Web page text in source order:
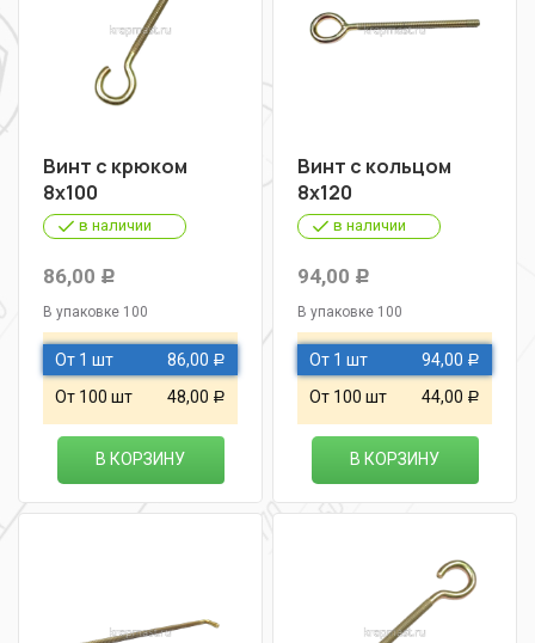
Винт с крюком
8х100
в наличии
86,00 Р
В упаковке 100
От 1 шт 86,00 Р
От 100 шт 48,00 Р
В КОРЗИНУ
Винт с кольцом
8х120
в наличии
94,00 Р
В упаковке 100
От 1 шт 94,00 Р
От 100 шт 44,00 Р
В КОРЗИНУ